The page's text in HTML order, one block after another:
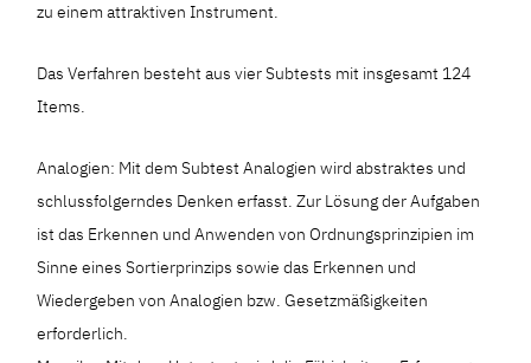
zu einem attraktiven Instrument.
Das Verfahren besteht aus vier Subtests mit insgesamt 124
Items.
Analogien: Mit dem Subtest Analogien wird abstraktes und
schlussfolgerndes Denken erfasst. Zur Lösung der Aufgaben
ist das Erkennen und Anwenden von Ordnungsprinzipien im
Sinne eines Sortierprinzips sowie das Erkennen und
Wiedergeben von Analogien bzw. Gesetzmäßigkeiten
erforderlich.